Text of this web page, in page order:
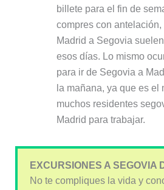
billete para el fin de
compres con
Madrid a Segovia
esos días. Lo mismo
para ir de Segovia a
la mañana, ya que es el
muchos residentes
Madrid para trabajar.
EXCURSIONES A SEGOVIA
No te compliques la vida y